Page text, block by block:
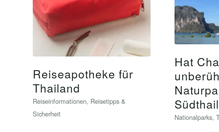
Reiseapotheke für
Thailand
Reiseinformationen, Reisetipps &
Sicherheit
Hat
Nationalparks,